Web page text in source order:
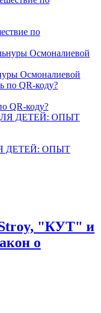
по
Осмоналиевой
QR-коду?
ДЕТЕЙ: ОПЫТ
"КУТ" и
о